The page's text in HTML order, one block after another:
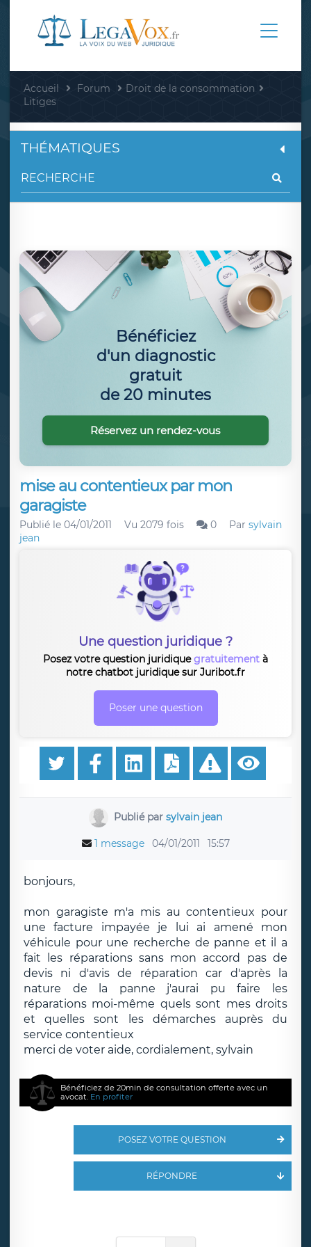
Accueil Forum
Droit de la consommation
Litiges
mise au contentieux par mon
garagiste
Publié le 04/01/2011 Vu 2079 fois 0 Par sylvain
jean
Une question juridique ?
Posez votre question juridiquegratuitement à
notre chatbot juridique sur Juribot.fr
Poser une question
Publié par sylvain jean
1 message 04/01/2011 15:57
bonjours,
mon garagiste m'a mis au contentieux pour
une facture impayée je lui ai amené mon
véhicule pour une recherche de panne et il a
fait les réparations sans mon accord pas de
devis ni d'avis de réparation car d'après la
nature de la panne j'aurai pu faire les
réparations moi-même quels sont mes droits
et quelles sont les démarches auprès du
service contentieux
merci de voter aide, cordialement, sylvain
Bénéficiez de 20min de consultation offerte avec un
avocat. En profiter
POSEZ VOTRE QUESTION
RÉPONDRE
THÉMATIQUES
Bénéficiez
d'un diagnostic
gratuit
de 20 minutes
Réservez un rendez-vous